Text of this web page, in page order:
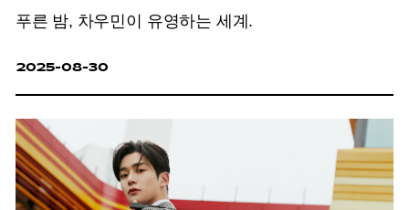
푸른 밤, 차우민이 유영하는 세계.
2025-08-30